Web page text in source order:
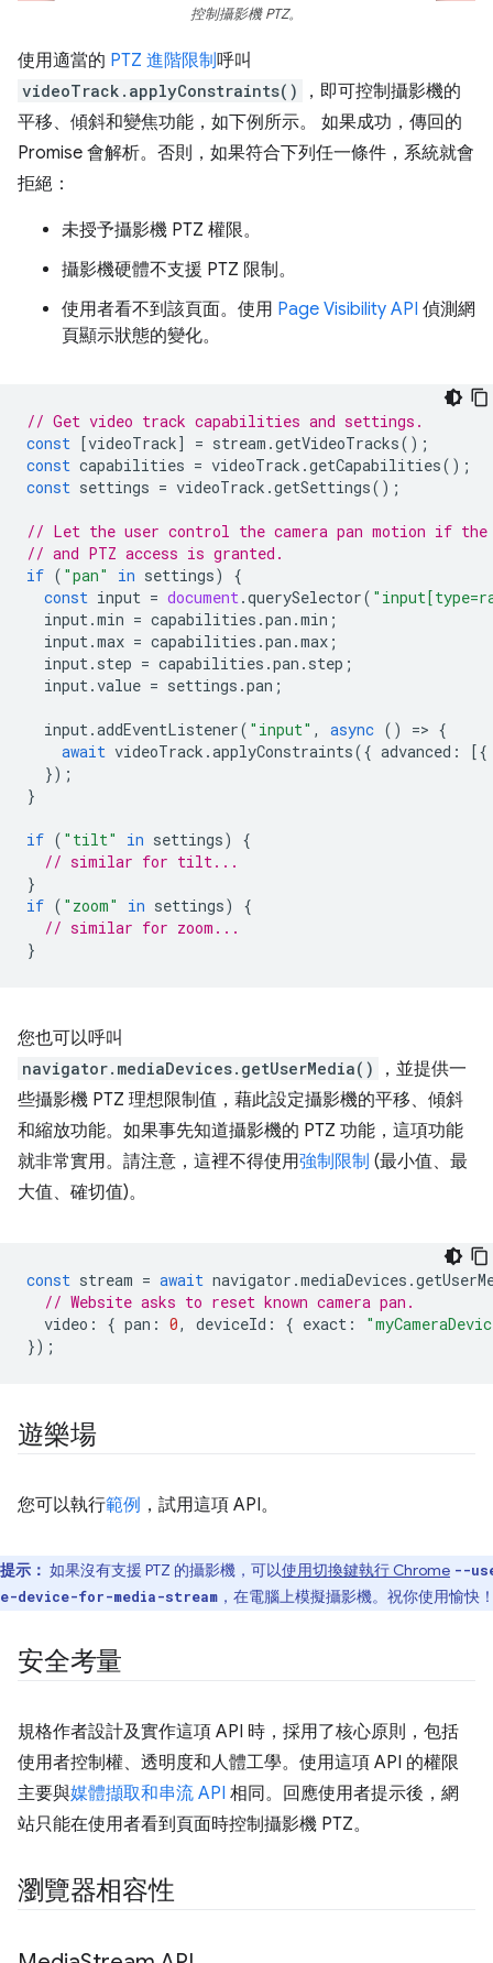
控制攝影機 PTZ。
使用適當的 PTZ 進階限制呼叫
videoTrack.applyConstraints()
，即可控制攝影機的
平移、傾斜和變焦功能，如下例所示。 如果成功，傳回的
Promise 會解析。否則，如果符合下列任一條件，系統就會
拒絕：
未授予攝影機 PTZ 權限。
攝影機硬體不支援 PTZ 限制。
使用者看不到該頁面。使用 Page Visibility API 偵測網
頁顯示狀態的變化。
// Get video track capabilities and settings.
const
[videoTrack] = stream .getVideoTracks();
const capabilities = videoTrack .getCapabilities();
const settings = videoTrack .getSettings();
// Let the user control the camera pan motion if the
// and PTZ access is granted.
if ( "pan" in settings)
{
const input = document.querySelector(
input.min = capabilities .pan .min ;
input.max = capabilities .pan .max ;
input. step = capabilities .pan . step ;
input.value = settings .pan ;
input.addEventListener( "input" , async () => {
await videoTrack .applyConstraints({ advanced :
[{
});
}
if ( "tilt" in settings)
{
// similar for tilt...
}
if ( "zoom" in settings)
{
// similar for zoom...
}
您也可以呼叫
navigator.mediaDevices.getUserMedia()
，並提供一
些攝影機 PTZ 理想限制值，藉此設定攝影機的平移、傾斜
和縮放功能。如果事先知道攝影機的 PTZ 功能，這項功能
就非常實用。請注意，這裡不得使用強制限制 (最小值、最
大值、確切值)。
const stream = await navigator .mediaDevices .
// Website asks to reset known camera pan.
video : { pan : 0, deviceId : { exact :
});
遊樂場
您可以執行範例 ，試用這項 API。
提示： 如果沒有支援 PTZ 的攝影機，可以使用切換鍵執行 Chrome --
device-for-media-stream ，在電腦上模擬攝影機。祝你使用愉快
安全考量
規格作者設計及實作這項 API 時，採用了核心原則，包括
使用者控制權、透明度和人體工學。使用這項 API 的權限
主要與媒體擷取和串流 API 相同。回應使用者提示後，網
站只能在使用者看到頁面時控制攝影機 PTZ。
瀏覽器相容性